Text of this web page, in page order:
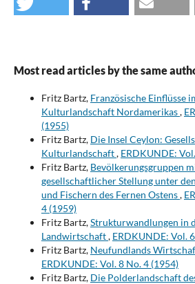
Most read articles by the same
Fritz Bartz, Französische Einflüsse
Kulturlandschaft Nordamerikas,
(1955)
Fritz Bartz, Die Insel Ceylon:
Kulturlandschaft, ERDKUNDE:
Fritz Bartz, Bevölkerungsgruppen
gesellschaftlicher Stellung unter
und Fischern des Fernen Ostens,
4 (1959)
Fritz Bartz,Strukturwandlungen in
Landwirtschaft, ERDKUNDE: Vol.
Fritz Bartz, Neufundlands
ERDKUNDE: Vol. 8 No. 4 (1954)
Fritz Bartz, Die Polderlandschaft